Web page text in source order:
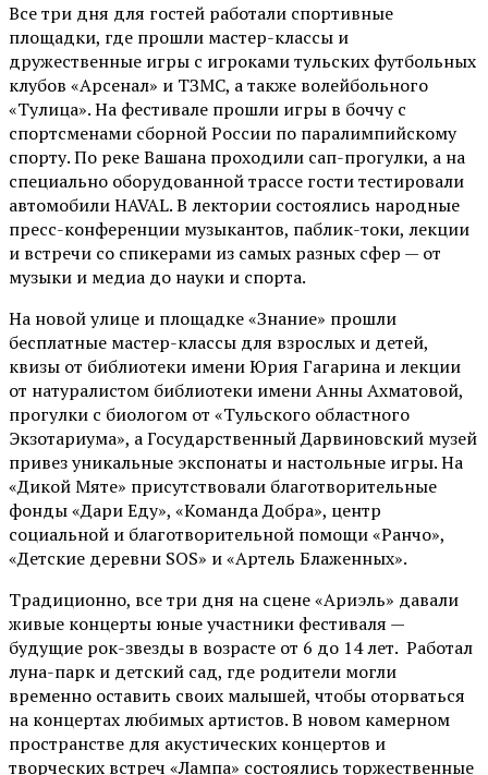
Все три дня для гостей работали спортивные
площадки, где прошли мастер-классы и
дружественные игры с игроками тульских футбольных
клубов «Арсенал» и ТЗМС, а также волейбольного
«Тулица». На фестивале прошли игры в боччу с
спортсменами сборной России по паралимпийскому
спорту. По реке Вашана проходили сап-прогулки, а на
специально оборудованной трассе гости тестировали
автомобили HAVAL. В лектории состоялись народные
пресс-конференции музыкантов, паблик-токи, лекции
и встречи со спикерами из самых разных сфер — от
музыки и медиа до науки и спорта.
На новой улице и площадке «Знание» прошли
бесплатные мастер-классы для взрослых и детей,
квизы от библиотеки имени Юрия Гагарина и лекции
от натуралистом библиотеки имени Анны Ахматовой,
прогулки с биологом от «Тульского областного
Экзотариума», а Государственный Дарвиновский музей
привез уникальные экспонаты и настольные игры. На
«Дикой Мяте» присутствовали благотворительные
фонды «Дари Еду», «Команда Добра», центр
социальной и благотворительной помощи «Ранчо»,
«Детские деревни SOS» и «Артель Блаженных».
Традиционно, все три дня на сцене«Ариэль» давали
живые концерты юные участники фестиваля —
будущие рок-звезды в возрасте от 6 до 14 лет. Работал
луна-парк и детский сад, где родители могли
временно оставить своих малышей, чтобы оторваться
на концертах любимых артистов. В новом камерном
пространстве для акустических концертов и
творческих встреч «Лампа» состоялись торжественные